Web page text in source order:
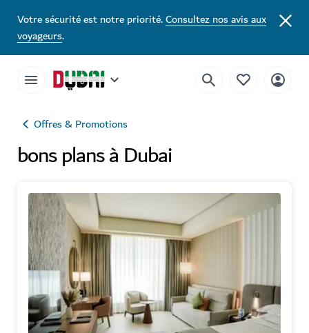
Votre sécurité est notre priorité.Consultez nos avis aux
voyageurs.
Offres & Promotions
bons plans à Dubai